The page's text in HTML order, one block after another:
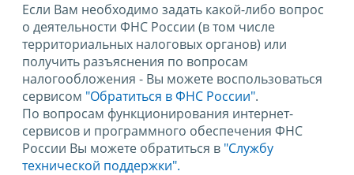
Если Вам необходимо задать какой-либо вопрос
о деятельности ФНС России (в том числе
территориальных налоговых органов) или
получить разъяснения по вопросам
налогообложения - Вы можете воспользоваться
сервисом "Обратиться в ФНС России".
По вопросам функционирования интернет-
сервисов и программного обеспечения ФНС
России Вы можете обратиться в "Службу
технической поддержки".